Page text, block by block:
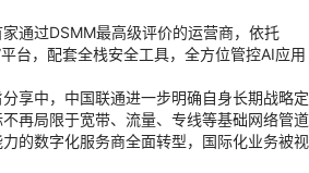
通过DSMM最高级评价的运营商，依托
台，配套全栈安全工具，全方位管控AI应用
享中，中国联通进一步明确自身长期战略定
再局限于宽带、流量、专线等基础网络管道
的数字化服务商全面转型，国际化业务被视